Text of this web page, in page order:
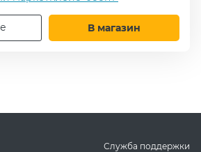
В магазин
Служба поддержки